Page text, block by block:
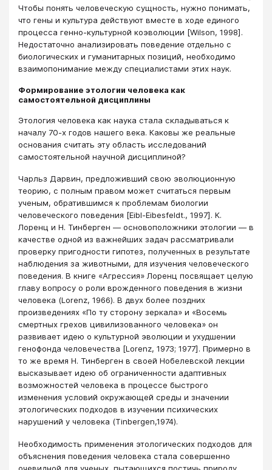
Чтобы понять человеческую сущность, нужно понимать,
что гены и культура действуют вместе в ходе единого
процесса генно-культурной коэволюции [Wilson, 1998].
Недостаточно анализировать поведение отдельно с
биологических и гуманитарных позиций, необходимо
взаимопонимание между специалистами этих наук.
Формирование этологии человека как
самостоятельной дисциплины
Этология человека как наука стала складываться к
началу 70-х годов нашего века. Каковы же реальные
основания считать эту область исследований
самостоятельной научной дисциплиной?
Чарльз Дарвин, предложивший свою эволюционную
теорию, с полным правом может считаться первым
ученым, обратившимся к проблемам биологии
человеческого поведения [Eibl-Eibesfeldt., 1997]. К.
Лоренц и Н. Тинберген — основоположники этологии — в
качестве одной из важнейших задач рассматривали
проверку пригодности гипотез, полученных в результате
наблюдения за животными, для изучения человеческого
поведения. В книге «Агрессия» Лоренц посвящает целую
главу вопросу о роли врожденного поведения в жизни
человека (Lorenz, 1966). В двух более поздних
произведениях «По ту сторону зеркала» и «Восемь
смертных грехов цивилизованного человека» он
развивает идею о культурной эволюции и ухудшении
генофонда человечества [Lorenz, 1973; 1977]. Примерно в
то же время Н. Тинберген в своей Нобелевской лекции
высказывает идею об ограниченности адаптивных
возможностей человека в процессе быстрого
изменения условий окружающей среды и значении
этологических подходов в изучении психических
нарушений у человека (Tinbergen,1974).
Необходимость применения этологических подходов для
объяснения поведения человека стала совершенно